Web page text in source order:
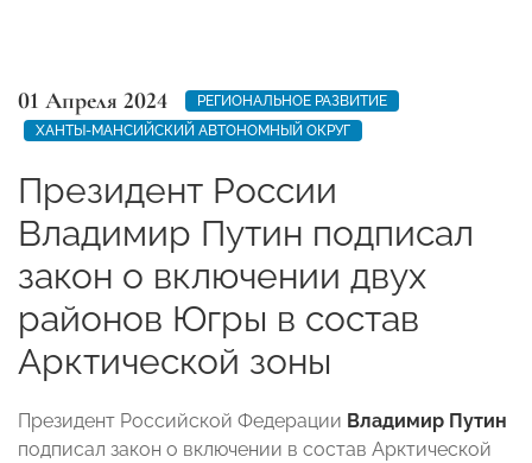
01 Апреля 2024
РЕГИОНАЛЬНОЕ РАЗВИТИЕ
ХАНТЫ-МАНСИЙСКИЙ АВТОНОМНЫЙ ОКРУГ
Президент России
Владимир Путин подписал
закон о включении двух
районов Югры в состав
Арктической зоны
Президент Российской Федерации Владимир Путин
подписал закон о включении в состав Арктической